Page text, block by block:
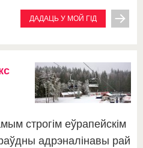
ДАДАЦЬ У МОЙ ГІД
строгім еўрапейскім
адрэналінавы рай